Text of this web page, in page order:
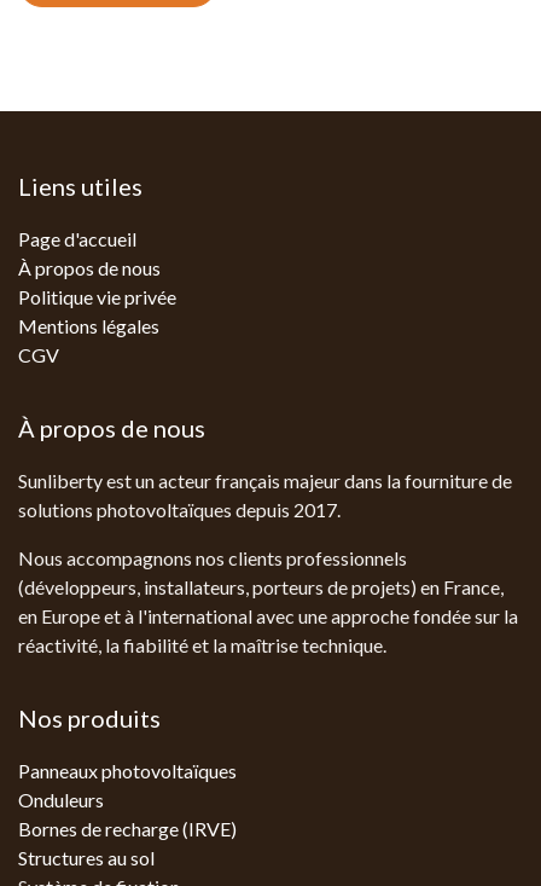
Liens utiles
Page d'accueil
À propos de nous
Politique vie privée
Mentions légales
CGV
À propos de nous
Sunliberty est un acteur français majeur dans la fourniture de
solutions photovoltaïques depuis 2017.
Nous accompagnons nos clients professionnels
(développeurs, installateurs, porteurs de projets) en France,
en Europe et à l'international avec une approche fondée sur la
réactivité, la fiabilité et la maîtrise technique.
Nos produits
Panneaux photovoltaïques
Onduleurs
Bornes de recharge (IRVE)
Structures au sol